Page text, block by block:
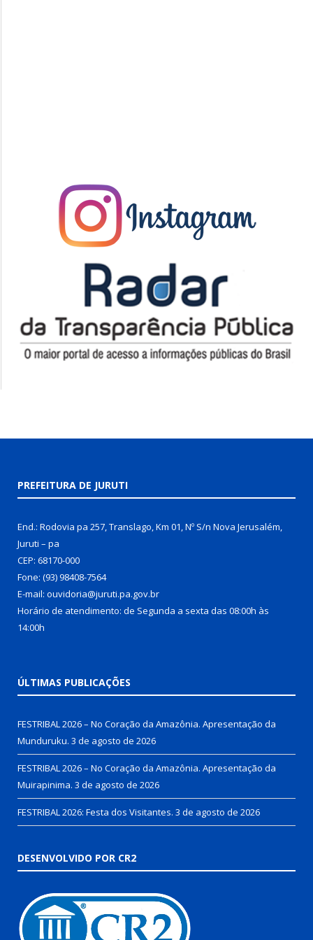
PREFEITURA DE JURUTI
End.: Rodovia pa 257, Translago, Km 01, Nº S/n Nova Jerusalém,
Juruti – pa
CEP: 68170-000
Fone: (93) 98408-7564
E-mail: ouvidoria@juruti.pa.gov.br
Horário de atendimento: de Segunda a sexta das 08:00h às
14:00h
ÚLTIMAS PUBLICAÇÕES
FESTRIBAL 2026 – No Coração da Amazônia. Apresentação da
Munduruku. 3 de agosto de 2026
FESTRIBAL 2026 – No Coração da Amazônia. Apresentação da
Muirapinima. 3 de agosto de 2026
FESTRIBAL 2026: Festa dos Visitantes. 3 de agosto de 2026
DESENVOLVIDO POR CR2